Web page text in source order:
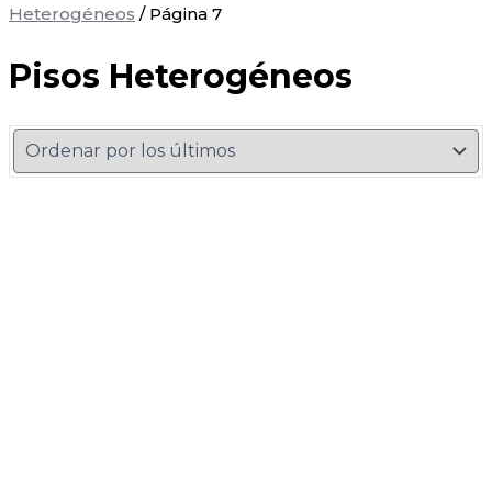
Heterogéneos / Página 7
Pisos Heterogéneos